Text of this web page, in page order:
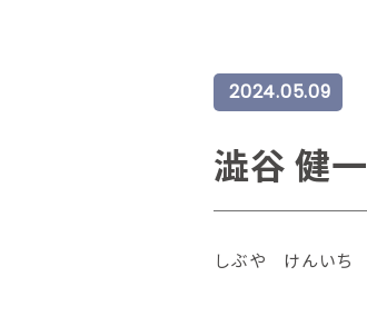
2024.05.09
澁谷 健一
しぶや けんいち